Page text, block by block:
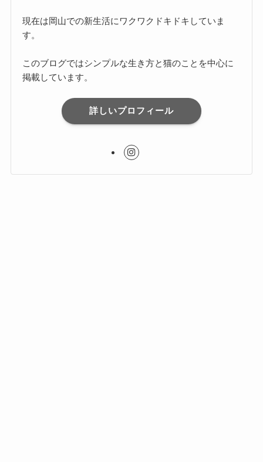
現在は岡山での新生活にワクワクドキドキしていま
す。
このブログではシンプルな生き方と猫のことを中心に
掲載しています。
詳しいプロフィール